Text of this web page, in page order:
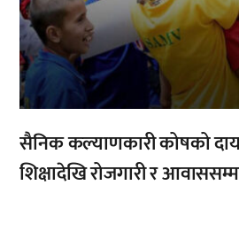
सैनिक कल्याणकारी कोषको
शिक्षादेखि रोजगारी र आवाससम्म